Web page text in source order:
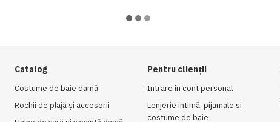
Catalog
Costume de baie damă
Rochii de plajă și accesorii
Pentru clienții
Intrare în cont personal
Lenjerie intimă, pijamale si
costume de baie